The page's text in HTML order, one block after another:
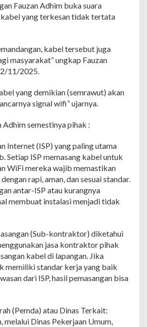
t
K
l
f
Fauzan Adhim buka suara
yang terkesan tidak tertata
kabel tersebut juga
masyarakat” ungkap Fauzan
11/2025.
yang demikian (semrawut) akan
signal wifi” ujarnya.
Adhim semestinya pihak :
Internet (ISP) yang paling utama
Setiap ISP memasang kabel untuk
WiFi mereka wajib memastikan
rapi, aman, dan sesuai standar.
antar-ISP atau kurangnya
membuat instalasi menjadi tidak
(Sub-kontraktor) diketahui
jasa kontraktor pihak
kabel di lapangan. Jika
memiliki standar kerja yang baik
dari ISP, hasil pemasangan bisa
(Pemda) atau Dinas Terkait:
melalui Dinas Pekerjaan Umum,